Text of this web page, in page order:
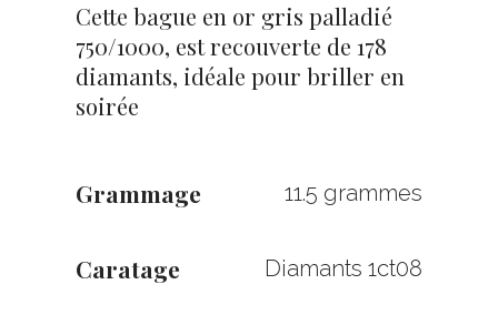
Cette bague en or gris palladié
750/1000, est recouverte de 178
diamants, idéale pour briller en
soirée
Grammage 11.5 grammes
Caratage Diamants 1ct08